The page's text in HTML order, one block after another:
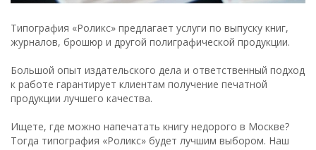
Типография «Роликс» предлагает услуги по выпуску книг,
журналов, брошюр и другой полиграфической продукции.
Большой опыт издательского дела и ответственный подход
к работе гарантирует клиентам получение печатной
продукции лучшего качества.
Ищете, где можно напечатать книгу недорого в Москве?
Тогда типография «Роликс» будет лучшим выбором. Наш